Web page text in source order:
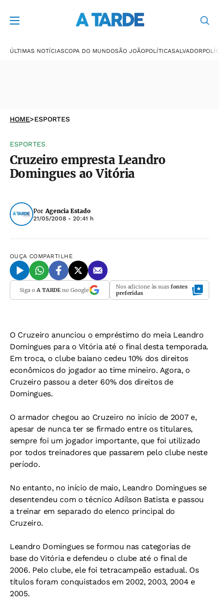
ÚLTIMAS NOTÍCIASCOPA DO MUNDOSÃO JOÃOPOLÍTICASALVADOR
HOME>ESPORTES
ESPORTES
Cruzeiro empresta Leandro
Domingues ao Vitória
PorAgencia Estado
21/05/2008 - 20:41 h
OUÇA COMPARTILHE
Siga oA TARDE no Google Nos adicione às suas fontes
preferidas
O Cruzeiro anunciou o empréstimo do meia Leandro
Domingues para o Vitória até o final desta temporada.
Em troca, o clube baiano cedeu 10% dos direitos
econômicos do jogador ao time mineiro. Agora, o
Cruzeiro passou a deter 60% dos direitos de
Domingues.
O armador chegou ao Cruzeiro no início de 2007 e,
apesar de nunca ter se firmado entre os titulares,
sempre foi um jogador importante, que foi utilizado
por todos treinadores que passarem pelo clube neste
período.
No entanto, no início de maio, Leandro Domingues se
desentendeu com o técnico Adílson Batista e passou
a treinar em separado do elenco principal do
Cruzeiro.
Leandro Domingues se formou nas categorias de
base do Vitória e defendeu o clube até o final de
2006. Pelo clube, ele foi tetracampeão estadual. Os
títulos foram conquistados em 2002, 2003, 2004 e
2005.